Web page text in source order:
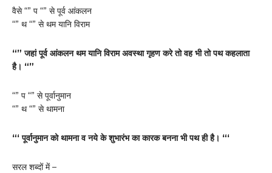
वैसे “” प “” से पूर्व आंकलन
“” थ “” से थम यानि विराम
“” जहां पूर्व आंकलन थम यानि विराम अवस्था गृहण करे तो वह भी तो पथ कहलाता
है। “”
“” प “” से पूर्वानुमान
“” थ “” से थामना
“‘ पूर्वानुमान को थामना व नये के शुभारंभ का कारक बनना भी पथ ही है। “‘
सरल शब्दों में –